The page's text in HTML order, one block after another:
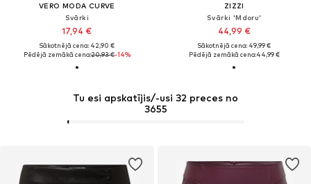
VERO MODA CURVE
Svārki
17,94 €
Sākotnējā cena: 42,90 €
Pēdējā zemākā cena:20,93 €-14%
ZIZZI
Svārki 'Mdoru'
44,99 €
Sākotnējā cena: 49,99 €
Pēdējā zemākā cena:44,99 €
Tu esi apskatījis/-usi 32 preces no
3655